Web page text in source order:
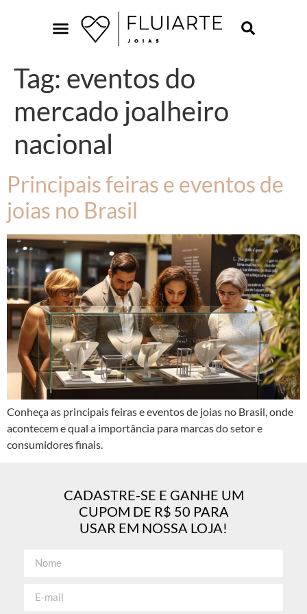
Tag: eventos do
mercado joalheiro
nacional
Principais feiras e eventos de
joias no Brasil
Conheça as principais feiras e eventos de joias no Brasil, onde
acontecem e qual a importância para marcas do setor e
consumidores finais.
CADASTRE-SE E GANHE UM
CUPOM DE R$ 50 PARA
USAR EM NOSSA LOJA!